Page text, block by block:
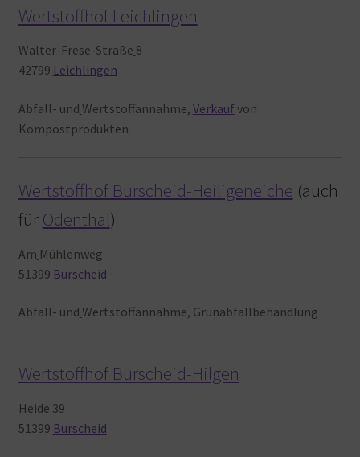
Wertstoffhof Leichlingen
Walter-Frese-Straße 8
42799 Leichlingen
Abfall- und Wertstoffannahme, Verkauf von
Kompostprodukten
Wertstoffhof Burscheid-Heiligeneiche (auch
für Odenthal)
Am Mühlenweg
51399 Burscheid
Abfall- und Wertstoffannahme, Grünabfallbehandlung
Wertstoffhof Burscheid-Hilgen
Heide 39
51399 Burscheid